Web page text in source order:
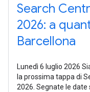
Search
2026: a
Barcellona
Lunedì 6 luglio 2026
la prossima tappa di
2026. Segnate le date